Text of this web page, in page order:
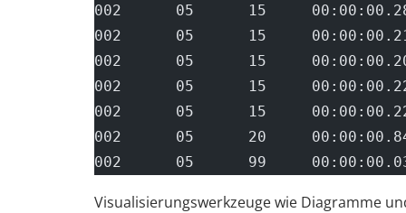
002      05      15     00:00:00.28
002      05      15     00:00:00.21
002      05      15     00:00:00.20
002      05      15     00:00:00.22
002      05      15     00:00:00.22
002      05      20     00:00:00.84
002      05      99     00:00:00.03
Visualisierungswerkzeuge wie Diagramme